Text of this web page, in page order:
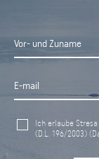
Ich erlaube
(D.L. 196/2003)